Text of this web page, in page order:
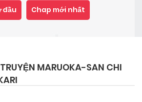
đầu Chap mới nhất
MARUOKA-SAN CHI